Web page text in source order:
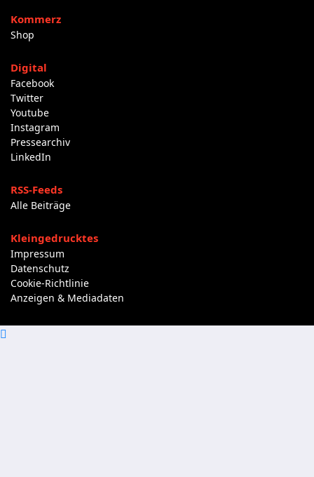
Kommerz
Shop
Digital
Facebook
Twitter
Youtube
Instagram
Pressearchiv
LinkedIn
RSS-Feeds
Alle Beiträge
Kleingedrucktes
Impressum
Datenschutz
Cookie-Richtlinie
Anzeigen & Mediadaten